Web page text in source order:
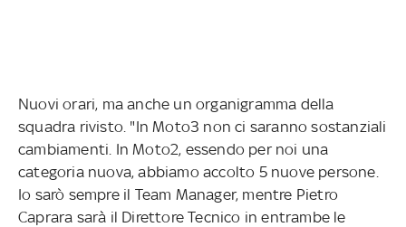
Nuovi orari, ma anche un organigramma della
squadra rivisto. "In Moto3 non ci saranno sostanziali
cambiamenti. In Moto2, essendo per noi una
categoria nuova, abbiamo accolto 5 nuove persone.
Io sarò sempre il Team Manager, mentre Pietro
Caprara sarà il Direttore Tecnico in entrambe le